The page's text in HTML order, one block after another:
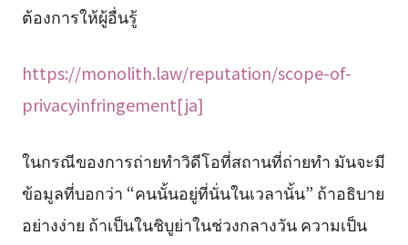
ต้องการให้ผู้อื่นรู้
https://monolith.law/reputation/scope-of-
privacyinfringement[ja]
ในกรณีของการถ่ายทำวิดีโอที่สถานที่ถ่ายทำ มันจะมี
ข้อมูลที่บอกว่า “คนนั้นอยู่ที่นั่นในเวลานั้น” ถ้าอธิบาย
อย่างง่าย ถ้าเป็นในชิบูย่าในช่วงกลางวัน ความเป็น